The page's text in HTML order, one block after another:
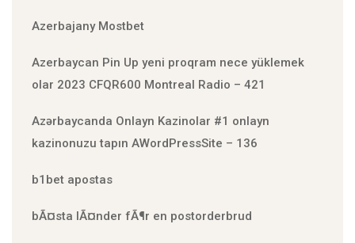
Azerbajany Mostbet
Azerbaycan Pin Up yeni proqram nece yüklemek
olar 2023 CFQR600 Montreal Radio – 421
Azərbaycanda Onlayn Kazinolar #1 onlayn
kazinonuzu tapın AWordPressSite – 136
b1bet apostas
bÃ¤sta lÃ¤nder fÃ¶r en postorderbrud